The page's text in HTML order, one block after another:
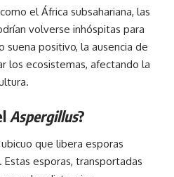
el África subsahariana, las
volverse inhóspitas para
positivo, la ausencia de
los ecosistemas, afectando la
Aspergillus?
que libera esporas
esporas, transportadas